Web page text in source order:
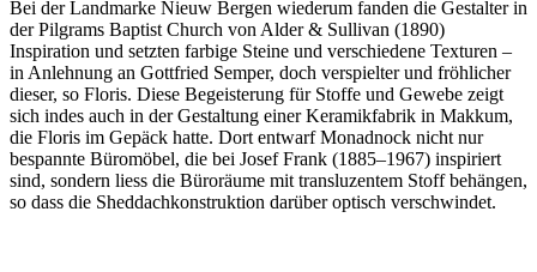
Bei der Landmarke Nieuw Bergen wiederum fanden die Gestalter in
der Pilgrams Baptist Church von Alder & Sullivan (1890)
Inspiration und setzten farbige Steine und verschiedene Texturen –
in Anlehnung an Gottfried Semper, doch verspielter und fröhlicher
dieser, so Floris. Diese Begeisterung für Stoffe und Gewebe zeigt
sich indes auch in der Gestaltung einer Keramikfabrik in Makkum,
die Floris im Gepäck hatte. Dort entwarf Monadnock nicht nur
bespannte Büromöbel, die bei Josef Frank (1885–1967) inspiriert
sind, sondern liess die Büroräume mit transluzentem Stoff behängen,
so dass die Sheddachkonstruktion darüber optisch verschwindet.